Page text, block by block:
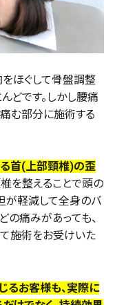
ほぐして骨盤調整
どです。しかし腰痛
む部分に施術する
る首(上部頸椎)の歪
を整えることで頭の
が軽減して全身のバ
の痛みがあっても、
施術をお受けいた
るお客様も、実際に